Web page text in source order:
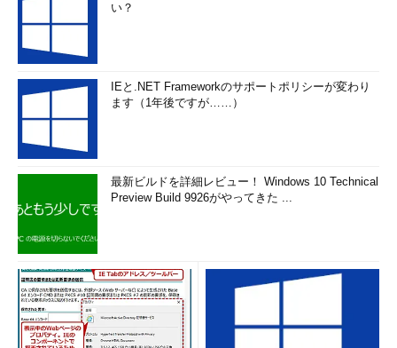
い？
IEと.NET Frameworkのサポートポリシーが変わり
ます（1年後ですが……）
最新ビルドを詳細レビュー！ Windows 10 Technical
Preview Build 9926がやってきた ...